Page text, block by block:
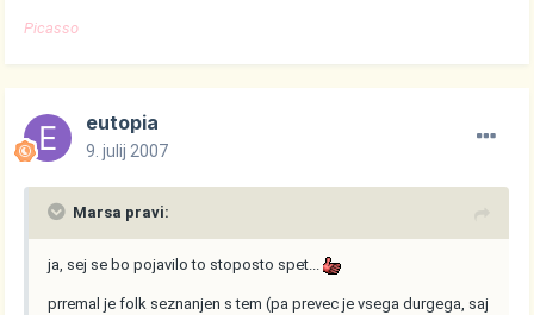
Picasso
eutopia
9. julij 2007
Marsa pravi:
ja, sej se bo pojavilo to stoposto spet...
prremal je folk seznanjen s tem (pa prevec je vsega durgega, saj